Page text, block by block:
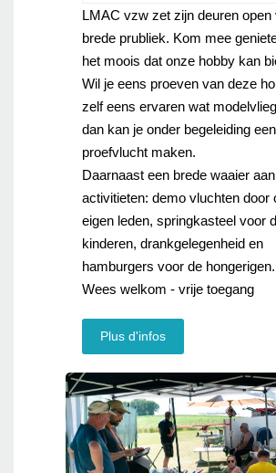
LMAC vzw zet zijn deuren open
brede prubliek. Kom mee
het moois dat onze hobby kan
Wil je eens proeven van deze
zelf eens ervaren wat
dan kan je onder begeleiding
proefvlucht maken.
Daarnaast een brede waaier aan
activitieten: demo vluchten door
eigen leden, springkasteel voor
kinderen, drankgelegenheid en
hamburgers voor de hongerigen.
Wees welkom - vrije toegang
Plus d'infos